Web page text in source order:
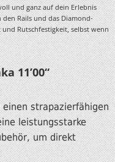
und ganz auf dein Erlebnis
Rails und das Diamond-
Rutschfestigkeit, selbst wenn
11’00“
einen strapazierfähigen
leistungsstarke
um direkt